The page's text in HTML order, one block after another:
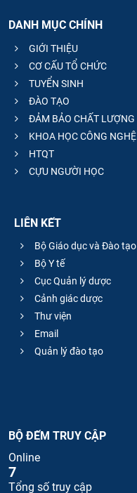
DANH MỤC CHÍNH
GIỚI THIỆU
CƠ CẤU TỔ CHỨC
TUYỂN SINH
ĐÀO TẠO
ĐẢM BẢO CHẤT LƯỢNG
KHOA HỌC CÔNG NGHỆ
HTQT
CỰU NGƯỜI HỌC
LIÊN KẾT
Bộ Giáo dục và Đào tạo
Bộ Y tế
Cục Quản lý dược
Cảnh giác dược
Thư viện
Email
Quản lý đào tạo
BỘ ĐẾM TRUY CẬP
Online
7
Tổng số truy cập